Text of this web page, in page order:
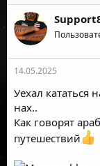
о
р
т
е
м
ы
а
н
а
а
14.05.2025
Уехал кататься
нах..
Как говорят
путешествий